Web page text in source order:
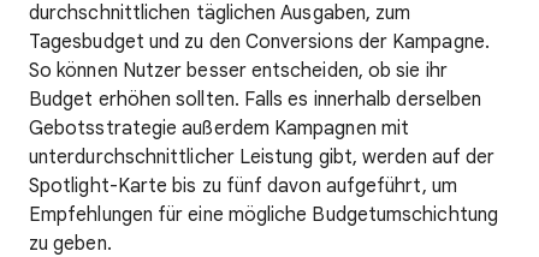
durchschnittlichen täglichen Ausgaben, zum
Tagesbudget und zu den Conversions der Kampagne.
So können Nutzer besser entscheiden, ob sie ihr
Budget erhöhen sollten. Falls es innerhalb derselben
Gebotsstrategie außerdem Kampagnen mit
unterdurchschnittlicher Leistung gibt, werden auf der
Spotlight-Karte bis zu fünf davon aufgeführt, um
Empfehlungen für eine mögliche Budgetumschichtung
zu geben.